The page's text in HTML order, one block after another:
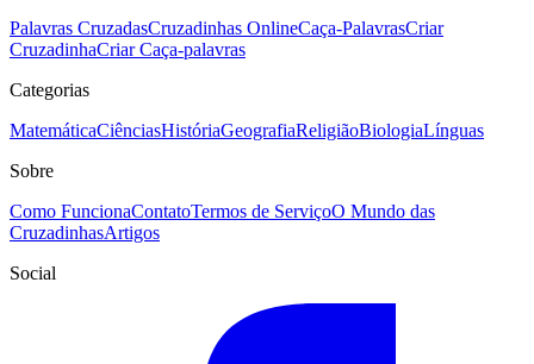
Palavras CruzadasCruzadinhas OnlineCaça-PalavrasCriar
CruzadinhaCriar Caça-palavras
Categorias
MatemáticaCiênciasHistóriaGeografiaReligiãoBiologiaLínguas
Sobre
Como FuncionaContatoTermos de ServiçoO Mundo das
CruzadinhasArtigos
Social